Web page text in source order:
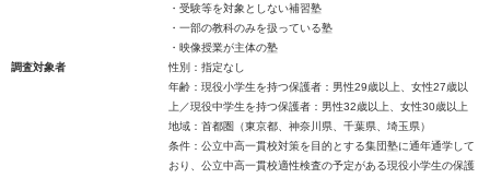
・受験等を対象としない補習塾
・一部の教科のみを扱っている塾
・映像授業が主体の塾
調査対象者
性別：指定なし
年齢：現役小学生を持つ保護者：男性29歳以上、女性27歳以
上／現役中学生を持つ保護者：男性32歳以上、女性30歳以上
地域：首都圏（東京都、神奈川県、千葉県、埼玉県）
条件：公立中高一貫校対策を目的とする集団塾に通年通学して
おり、公立中高一貫校適性検査の予定がある現役小学生の保護